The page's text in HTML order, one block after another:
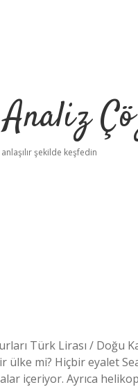
şekilde keşfedin
Türk Lirası / Doğu
ülke mi? Hiçbir eyalet
içeriyor. Ayrıca